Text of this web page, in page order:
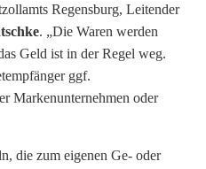
Regensburg, Leitender
. „Die Waren werden
Geld ist in der Regel weg.
ggf.
Markenunternehmen oder
die zum eigenen Ge- oder